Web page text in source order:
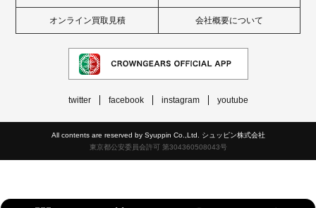
オンライン買取見積 会社概要について
twitter facebook instagram youtube
All contents are reserved by Syuppin Co.,Ltd. シュッピン株式会社
東京都公安委員会許可 第304360508043号